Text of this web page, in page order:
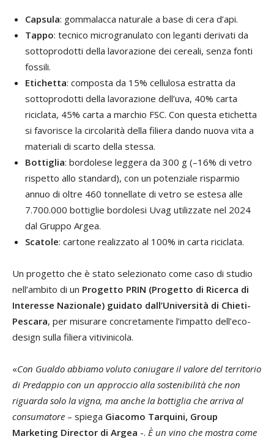
Capsula: gommalacca naturale a base di cera d’api.
Tappo: tecnico microgranulato con leganti derivati da
sottoprodotti della lavorazione dei cereali, senza fonti
fossili.
Etichetta: composta da 15% cellulosa estratta da
sottoprodotti della lavorazione dell’uva, 40% carta
riciclata, 45% carta a marchio FSC. Con questa etichetta
si favorisce la circolarità della filiera dando nuova vita a
materiali di scarto della stessa.
Bottiglia: bordolese leggera da 300 g (–16% di vetro
rispetto allo standard), con un potenziale risparmio
annuo di oltre 460 tonnellate di vetro se estesa alle
7.700.000 bottiglie bordolesi Uvag utilizzate nel 2024
dal Gruppo Argea.
Scatole: cartone realizzato al 100% in carta riciclata.
Un progetto che è stato selezionato come caso di studio
nell’ambito di un Progetto PRIN (Progetto di Ricerca di
Interesse Nazionale) guidato dall’Università di Chieti-
Pescara, per misurare concretamente l’impatto dell’eco-
design sulla filiera vitivinicola.
«Con Gualdo abbiamo voluto coniugare il valore del territorio
di Predappio con un approccio alla sostenibilità che non
riguarda solo la vigna, ma anche la bottiglia che arriva al
consumatore – spiega Giacomo Tarquini, Group
Marketing Director di Argea -. È un vino che mostra come